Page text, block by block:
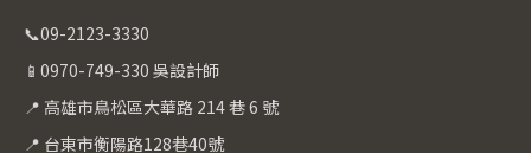
📞09-2123-3330
📱 0970-749-330 吳設計師
📍 高雄市鳥松區大華路 214 巷 6 號
📍 台東市衡陽路128巷40號